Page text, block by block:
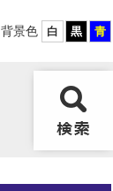
背景色 白 黒 青